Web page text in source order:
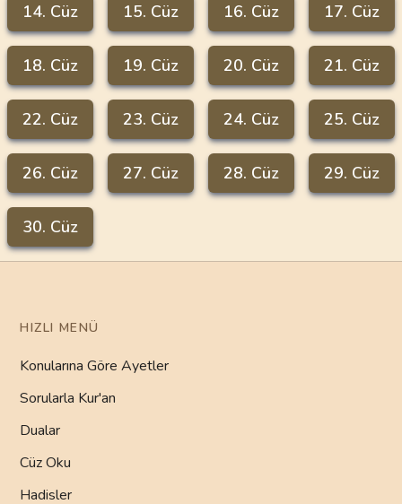
14. Cüz 15. Cüz 16. Cüz 17. Cüz
18. Cüz 19. Cüz 20. Cüz 21. Cüz
22. Cüz 23. Cüz 24. Cüz 25. Cüz
26. Cüz 27. Cüz 28. Cüz 29. Cüz
30. Cüz
HIZLI MENÜ
Konularına Göre Ayetler
Sorularla Kur'an
Dualar
Cüz Oku
Hadisler